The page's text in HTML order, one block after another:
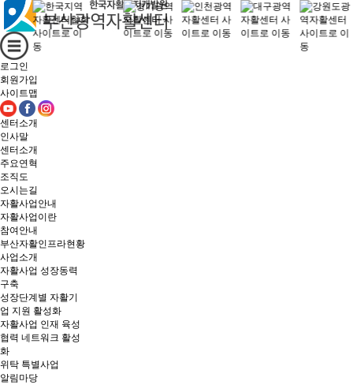
로그인
회원가입
사이트맵
센터소개
인사말
센터소개
주요연혁
조직도
오시는길
자활사업안내
자활사업이란
참여안내
부산자활인프라현황
사업소개
자활사업 성장동력
구축
성장단계별 자활기
업 지원 활성화
자활사업 인재 육성
협력 네트워크 활성
화
위탁 특별사업
알림마당